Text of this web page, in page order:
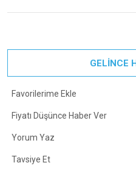
GELİNCE
Fiyatı Düşünce Haber Ver
Yorum Yaz
Tavsiye Et